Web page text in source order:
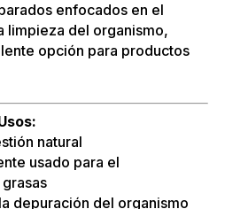
enfocados en el
limpieza del organismo,
opción para productos
natural
usado para el
depuración del organismo